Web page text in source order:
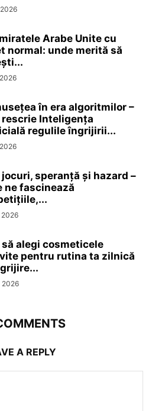
Arabe Unite cu
normal: unde merită să
în era algoritmilor –
rescrie Inteligența
regulile îngrijirii...
speranță și hazard –
ne fascinează
2026
să alegi cosmeticele
pentru rutina ta zilnică
2026
A REPLY